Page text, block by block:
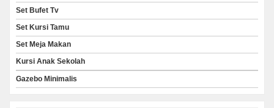
Set Bufet Tv
Set Kursi Tamu
Set Meja Makan
Kursi Anak Sekolah
Gazebo Minimalis